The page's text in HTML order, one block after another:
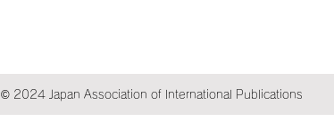
© 2024 Japan Association of International Publications